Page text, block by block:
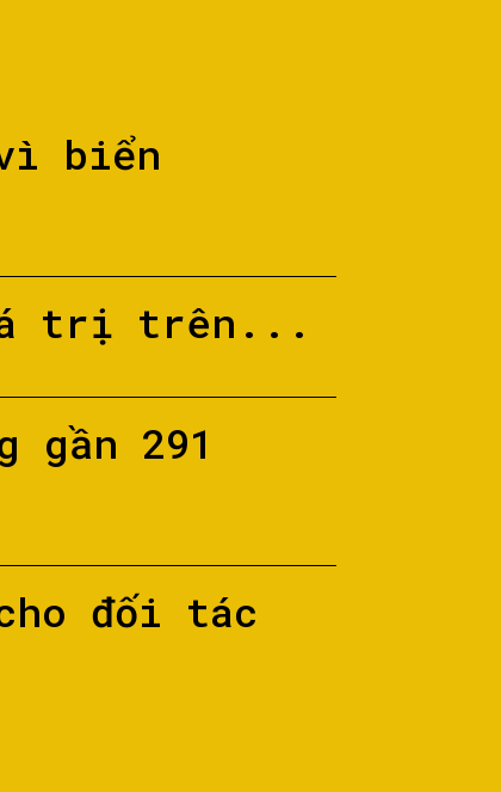
biển
trị trên...
gần 291
đối tác